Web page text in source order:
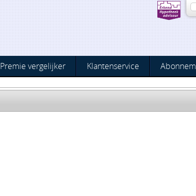
Premie vergelijker Klantenservice